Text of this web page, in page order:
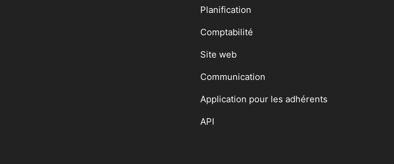
Planification
Comptabilité
Site web
Communication
Application pour les adhérents
API